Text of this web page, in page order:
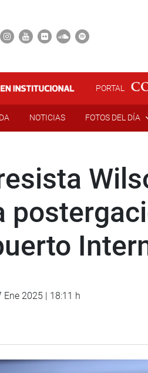
PORTAL
NOTICIAS FOTOS DEL DÍA
Ene 2025 | 18:11 h